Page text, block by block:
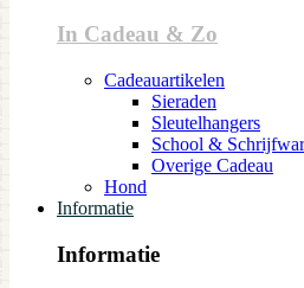
In Cadeau & Zo
Cadeauartikelen
Sieraden
Sleutelhangers
School &
Overige Cadeau
Hond
Informatie
Informatie